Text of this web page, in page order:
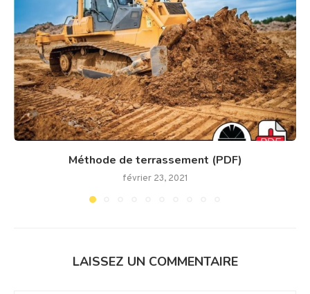
Méthode de terrassement (PDF)
février 23, 2021
LAISSEZ UN COMMENTAIRE